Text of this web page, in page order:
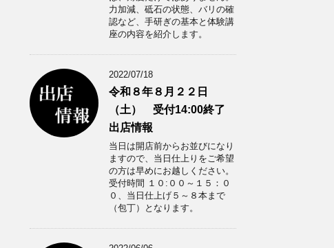
力加減、砥石の状態、バリの確
認など、手研ぎの基本と体験講
座の内容を紹介します。
2022/07/18
令和８年８月２２日
（土） 受付14:00終了
出店情報
当日は開店前からお並びになり
ますので、当日仕上りをご希望
の方は早めにお越しください。
受付時間 １０:００～１５：０
０、当日仕上げ５～８本まで
（包丁）となります。